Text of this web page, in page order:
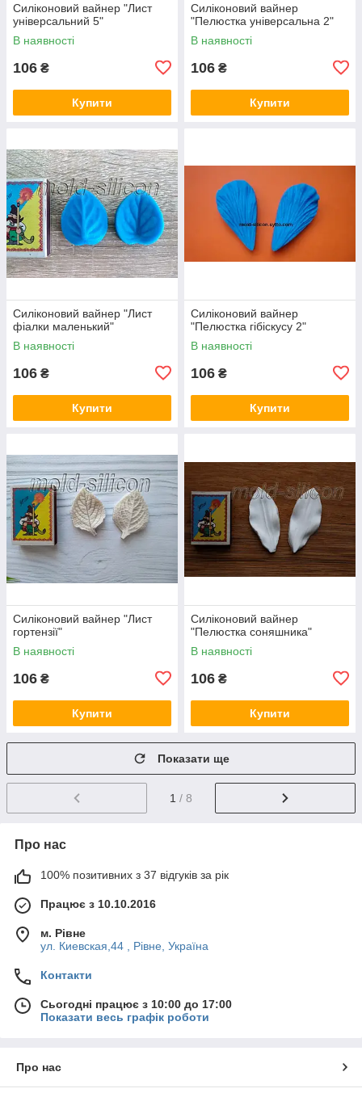
Силіконовий вайнер "Лист
універсальний 5"
В наявності
106 ₴
Купити
Силіконовий вайнер
"Пелюстка універсальна 2"
В наявності
106 ₴
Купити
Силіконовий вайнер "Лист
фіалки маленький"
В наявності
106 ₴
Купити
Силіконовий вайнер
"Пелюстка гібіскусу 2"
В наявності
106 ₴
Купити
Силіконовий вайнер "Лист
гортензії"
В наявності
106 ₴
Купити
Силіконовий вайнер
"Пелюстка соняшника"
В наявності
106 ₴
Купити
Показати ще
1 / 8
Про нас
100% позитивних з 37 відгуків за рік
Працює з 10.10.2016
м. Рівне
ул. Киевская,44 , Рівне, Україна
Контакти
Сьогодні працює з 10:00 до 17:00
Показати весь графік роботи
Про нас